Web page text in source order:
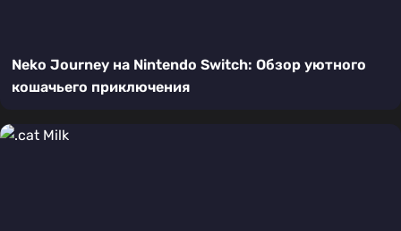
Neko Journey на Nintendo Switch: Обзор уютного
кошачьего приключения